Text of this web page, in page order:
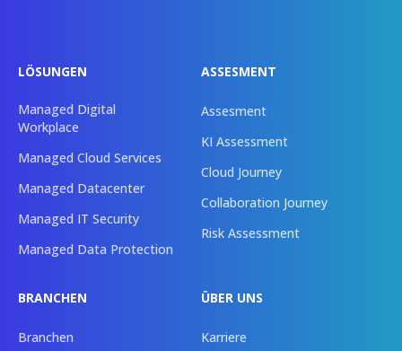
LÖSUNGEN
Managed Digital
Workplace
Managed Cloud Services
Managed Datacenter
Managed IT Security
Managed Data Protection
ASSESMENT
Assesment
KI Assessment
Cloud Journey
Collaboration Journey
Risk Assessment
BRANCHEN
Branchen
ÜBER UNS
Karriere